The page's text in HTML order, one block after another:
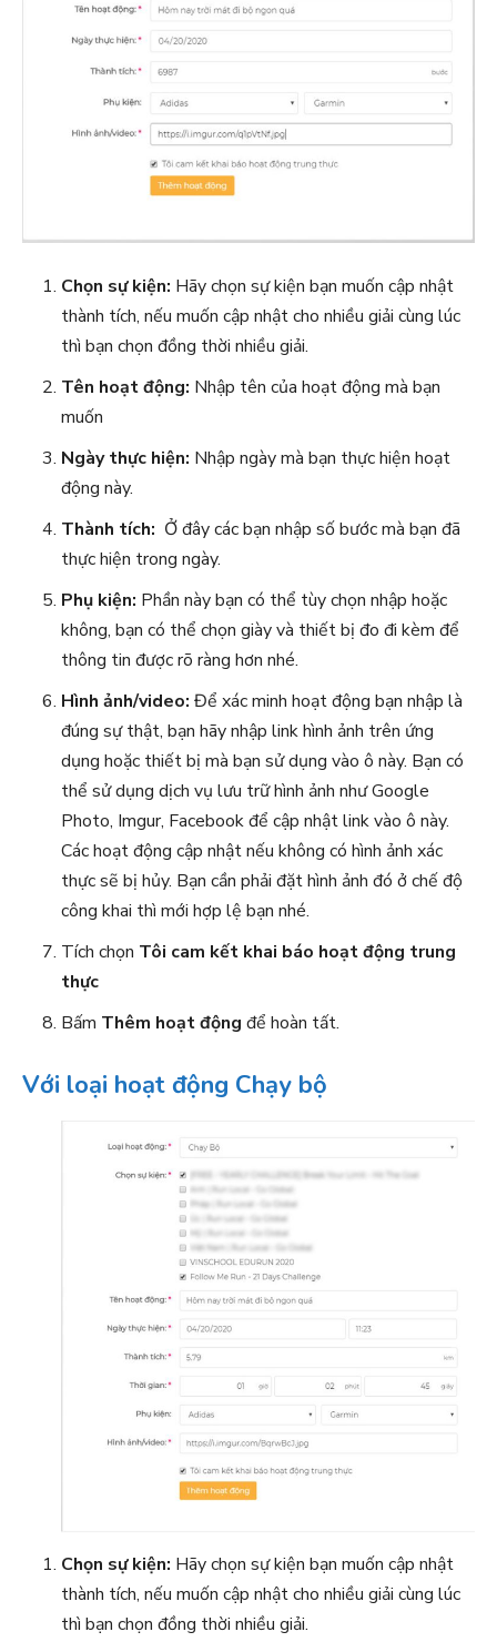
Chọn sự kiện: Hãy chọn sự kiện bạn muốn cập nhật
thành tích, nếu muốn cập nhật cho nhiều giải cùng lúc
thì bạn chọn đồng thời nhiều giải.
Tên hoạt động: Nhập tên của hoạt động mà bạn
muốn
Ngày thực hiện: Nhập ngày mà bạn thực hiện hoạt
động này.
Thành tích: Ở đây các bạn nhập số bước mà bạn đã
thực hiện trong ngày.
Phụ kiện: Phần này bạn có thể tùy chọn nhập hoặc
không, bạn có thể chọn giày và thiết bị đo đi kèm để
thông tin được rõ ràng hơn nhé.
Hình ảnh/video: Để xác minh hoạt động bạn nhập là
đúng sự thật, bạn hãy nhập link hình ảnh trên ứng
dụng hoặc thiết bị mà bạn sử dụng vào ô này. Bạn có
thể sử dụng dịch vụ lưu trữ hình ảnh như Google
Photo, Imgur, Facebook để cập nhật link vào ô này.
Các hoạt động cập nhật nếu không có hình ảnh xác
thực sẽ bị hủy. Bạn cần phải đặt hình ảnh đó ở chế độ
công khai thì mới hợp lệ bạn nhé.
Tích chọn Tôi cam kết khai báo hoạt động trung
thực
Bấm Thêm hoạt động để hoàn tất.
Với loại hoạt động Chạy bộ
Chọn sự kiện: Hãy chọn sự kiện bạn muốn cập nhật
thành tích, nếu muốn cập nhật cho nhiều giải cùng lúc
thì bạn chọn đồng thời nhiều giải.